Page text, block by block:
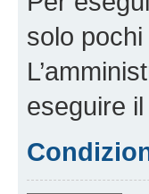
solo
eseguire